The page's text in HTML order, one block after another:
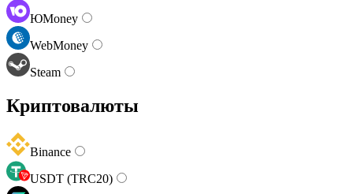
ЮMoney
WebMoney
Steam
Криптовалюты
Binance
USDT (TRC20)